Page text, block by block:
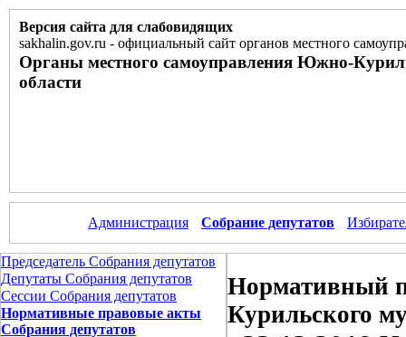
Версия сайта для слабовидящих
sakhalin.gov.ru - официальный сайт органов местного
Органы местного самоуправления Южно-
области
Администрация Собрание депутатов
Председатель Собрания депутатов
Депутаты Собрания депутатов
Сессии Собрания депутатов
Нормативные правовые акты
Собрания депутатов
Нормативный
Курильского